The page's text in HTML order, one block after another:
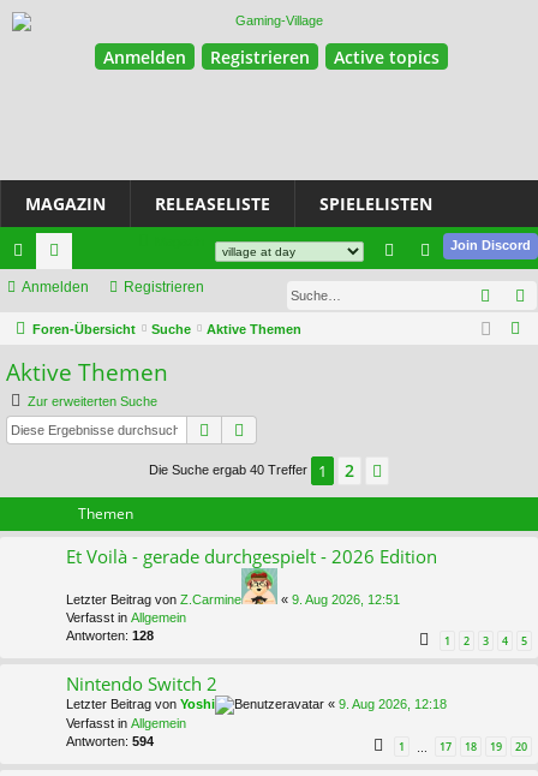
Anmelden Registrieren Active topics
MAGAZIN RELEASELISTE SPIELELISTEN
ch
ne
llz
ug
riff
or
en
Join Discord
Anmelden Registrieren
Foren-Übersicht Suche Aktive Themen
Aktive Themen
Zur erweiterten Suche
Suche
Die Suche ergab 40 Treffer 1 2
Themen
Et Voilà - gerade durchgespielt - 2026 Edition
Letzter Beitrag von Z.Carmine « 9. Aug 2026, 12:51
Verfasst in Allgemein
Antworten: 128 1 2 3 4 5
Nintendo Switch 2
Letzter Beitrag von Yoshi « 9. Aug 2026, 12:18
Verfasst in Allgemein
Antworten: 594 1 … 17 18 19 20